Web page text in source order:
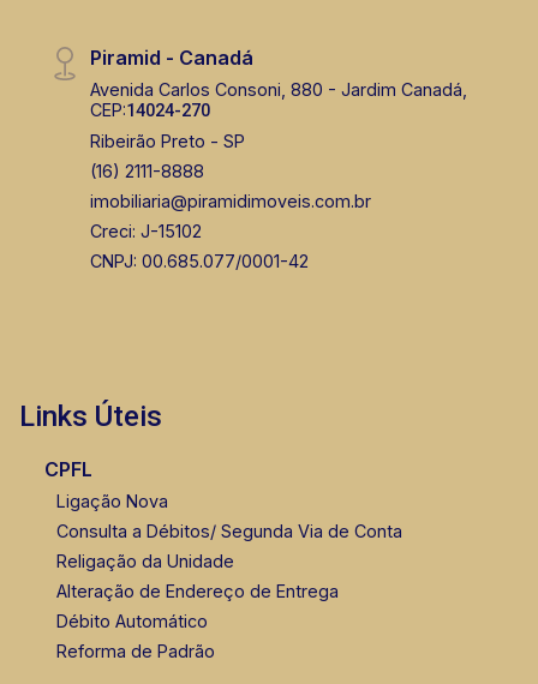
Piramid - Canadá
Avenida Carlos Consoni, 880 - Jardim Canadá,
CEP:14024-270
Ribeirão Preto - SP
(16) 2111-8888
imobiliaria@piramidimoveis.com.br
Creci: J-15102
CNPJ: 00.685.077/0001-42
Links Úteis
CPFL
Ligação Nova
Consulta a Débitos/ Segunda Via de Conta
Religação da Unidade
Alteração de Endereço de Entrega
Débito Automático
Reforma de Padrão